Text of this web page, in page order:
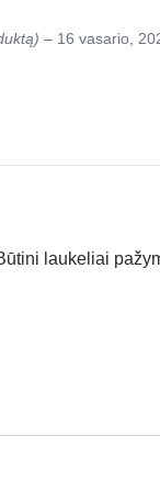
– 16 vasario,
laukeliai